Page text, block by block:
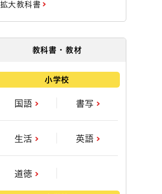
拡大教科書
教科書・教材
小学校
国語 書写
生活 英語
道徳